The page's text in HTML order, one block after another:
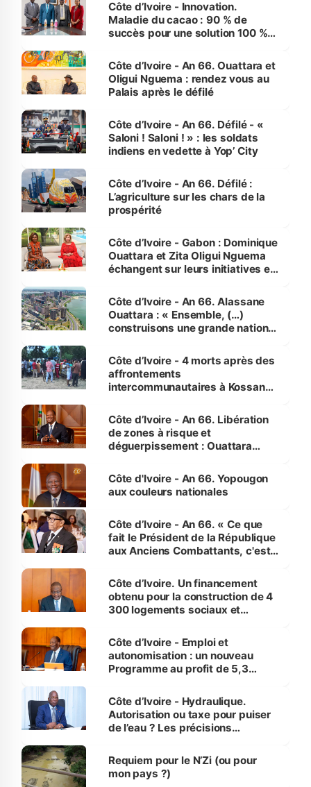
Côte d’Ivoire - Innovation.
Maladie du cacao : 90 % de
succès pour une solution 100 %
Côte d’Ivoire - An 66. Ouattara et
Oligui Nguema : rendez vous au
Palais après le défilé
Côte d’Ivoire - An 66. Défilé - «
Saloni ! Saloni ! » : les soldats
indiens en vedette à Yop’ City
Côte d’Ivoire - An 66. Défilé :
L’agriculture sur les chars de la
prospérité
Côte d’Ivoire - Gabon : Dominique
Ouattara et Zita Oligui Nguema
échangent sur leurs initiatives en
enfants
Côte d’Ivoire - An 66. Alassane
Ouattara : « Ensemble, (…)
construisons une grande nation
générations futures »
Côte d’Ivoire - 4 morts après des
affrontements
intercommunautaires à Kossandji
milieu des sinistrés
Côte d’Ivoire - An 66. Libération
de zones à risque et
déguerpissement : Ouattara
l'Etat de droit pour préserver les
vies humaines »
Côte d'Ivoire - An 66. Yopougon
aux couleurs nationales
Côte d’Ivoire - An 66. « Ce que
fait le Président de la République
aux Anciens Combattants, c'est
Côte d’Ivoire. Un financement
obtenu pour la construction de 4
300 logements sociaux et
et Yamoussoukro
Côte d’Ivoire - Emploi et
autonomisation : un nouveau
Programme au profit de 5,3
Côte d’Ivoire - Hydraulique.
Autorisation ou taxe pour puiser
de l’eau ? Les précisions
Requiem pour le N’Zi (ou pour
mon pays ?)